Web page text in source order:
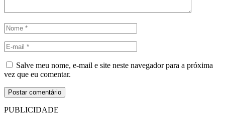
Salve meu nome, e-mail e site neste navegador para a próxima
vez que eu comentar.
PUBLICIDADE